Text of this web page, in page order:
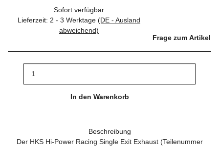
Sofort verfügbar
Lieferzeit: 2 - 3 Werktage (DE - Ausland
abweichend)
Frage zum Artikel
In den Warenkorb
Beschreibung
Der HKS Hi-Power Racing Single Exit Exhaust (Teilenummer